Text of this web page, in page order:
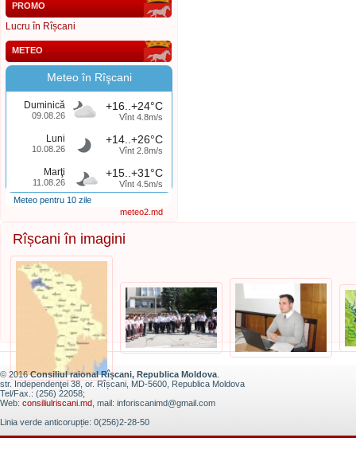
PROMO
Lucru în Rîșcani
METEO
Meteo în Rîşcani
Duminică
09.08.26
+16..+24°C
Vînt 4.8m/s
Luni
10.08.26
+14..+26°C
Vînt 2.8m/s
Marţi
11.08.26
+15..+31°C
Vînt 4.5m/s
Meteo pentru 10 zile
meteo2.md
Rîșcani în imagini
© 2016Consiliul raional Rîșcani, Republica Moldova
str. Independenţei 38, or. Rîșcani, MD-5600, Republica Moldova
Tel/Fax.: (256) 22058;
Web: consiliulriscani.md , mail: inforiscanimd@gmail.com
Linia verde anticorupție: 0(256)2-28-50